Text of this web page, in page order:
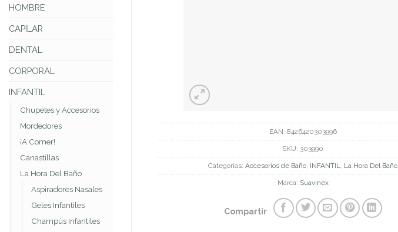
HOMBRE
CAPILAR
DENTAL
CORPORAL
INFANTIL
Chupetes y Accesorios
Mordedores
¡A Comer!
Canastillas
La Hora Del Baño
Aspiradores Nasales
Geles Infantiles
Champús Infantiles
EAN: 8426420303996
SKU: 303990
Categorías:Accesorios de Baño, INFANTIL, La Hora Del Baño
Marca: Suavinex
Compartir